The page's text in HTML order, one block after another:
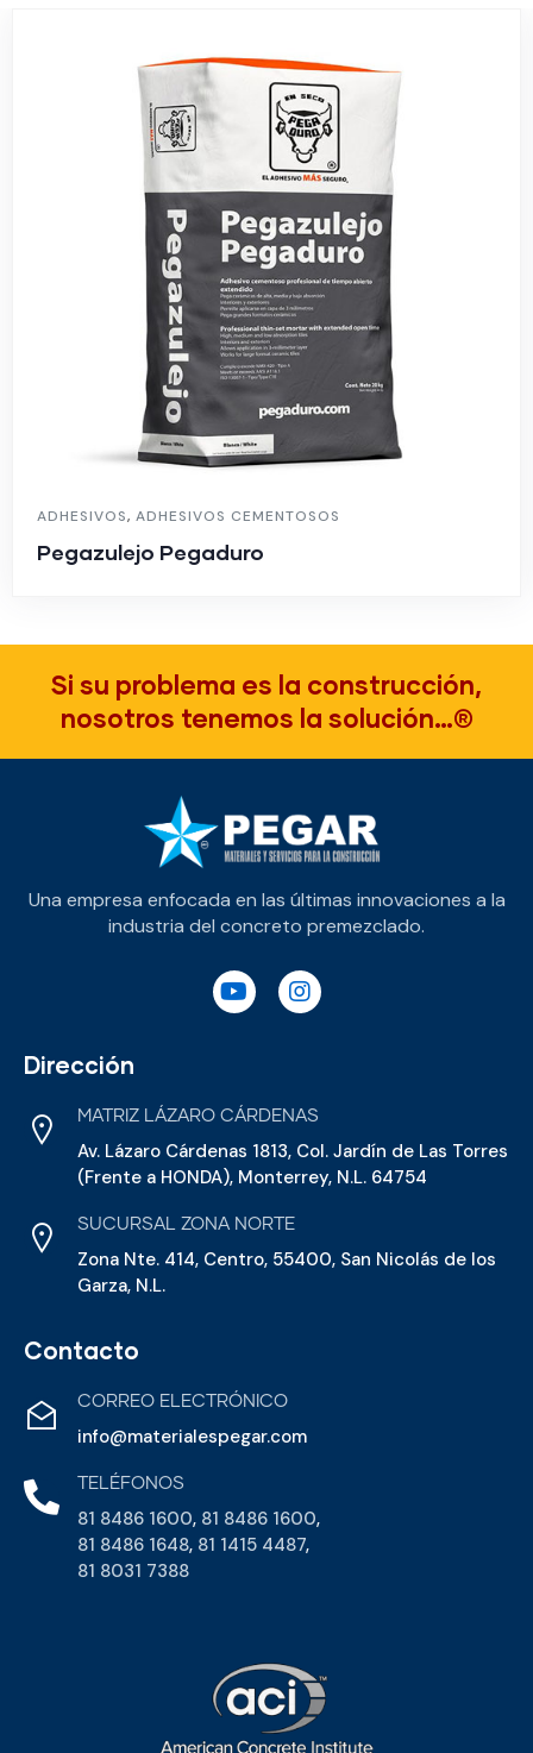
ADHESIVOS, ADHESIVOS CEMENTOSOS
Pegazulejo Pegaduro
Si su problema es la construcción,
nosotros tenemos la solución…®
Una empresa enfocada en las últimas innovaciones a la
industria del concreto premezclado.
Dirección
MATRIZ LÁZARO CÁRDENAS
Av. Lázaro Cárdenas 1813, Col. Jardín de Las Torres
(Frente a HONDA), Monterrey, N.L. 64754
SUCURSAL ZONA NORTE
Zona Nte. 414, Centro, 55400, San Nicolás de los
Garza, N.L.
Contacto
CORREO ELECTRÓNICO
info@materialespegar.com
TELÉFONOS
81 8486 1600, 81 8486 1600,
81 8486 1648, 81 1415 4487,
81 8031 7388